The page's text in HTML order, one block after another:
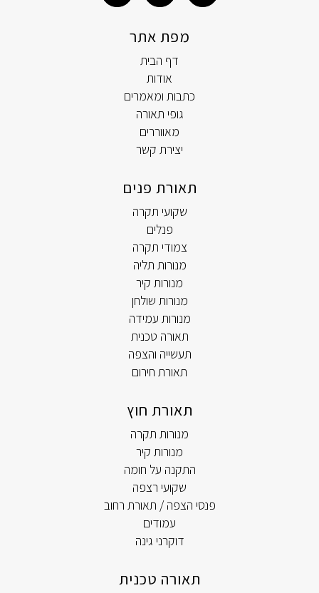
מפת אתר
דף הבית
אודות
כתבות ומאמרים
גופי תאורה
מאווררים
יצירת קשר
תאורת פנים
שקועי תקרה
פנלים
צמודי תקרה
מנורות תליה
מנורות קיר
מנורות שולחן
מנורות עמידה
תאורה טכנית
תעשייה והצפה
תאורת חירום
תאורת חוץ
מנורות תקרה
מנורות קיר
התקנה על חומה
שקועי רצפה
פנסי הצפה / תאורת רחוב
עמודים
דוקרני גינה
תאורה טכנית